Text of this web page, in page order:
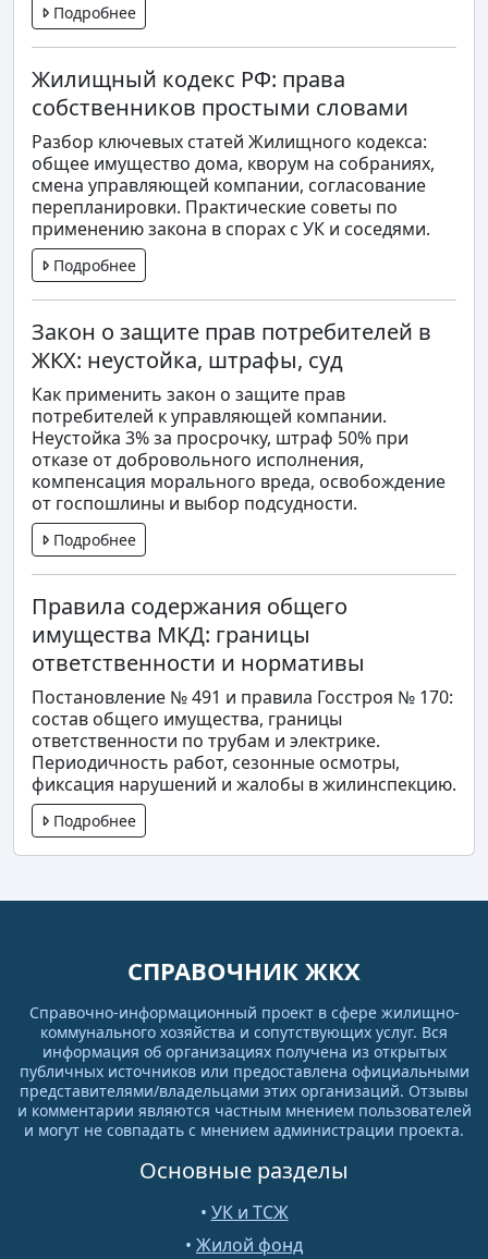
Подробнее
Жилищный кодекс РФ: права
собственников простыми словами
Разбор ключевых статей Жилищного кодекса:
общее имущество дома, кворум на собраниях,
смена управляющей компании, согласование
перепланировки. Практические советы по
применению закона в спорах с УК и соседями.
Подробнее
Закон о защите прав потребителей в
ЖКХ: неустойка, штрафы, суд
Как применить закон о защите прав
потребителей к управляющей компании.
Неустойка 3% за просрочку, штраф 50% при
отказе от добровольного исполнения,
компенсация морального вреда, освобождение
от госпошлины и выбор подсудности.
Подробнее
Правила содержания общего
имущества МКД: границы
ответственности и нормативы
Постановление № 491 и правила Госстроя № 170:
состав общего имущества, границы
ответственности по трубам и электрике.
Периодичность работ, сезонные осмотры,
фиксация нарушений и жалобы в жилинспекцию.
Подробнее
СПРАВОЧНИК ЖКХ
Справочно-информационный проект в сфере жилищно-
коммунального хозяйства и сопутствующих услуг. Вся
информация об организациях получена из открытых
публичных источников или предоставлена официальными
представителями/владельцами этих организаций. Отзывы
и комментарии являются частным мнением пользователей
и могут не совпадать с мнением администрации проекта.
Основные разделы
• УК и ТСЖ
• Жилой фонд